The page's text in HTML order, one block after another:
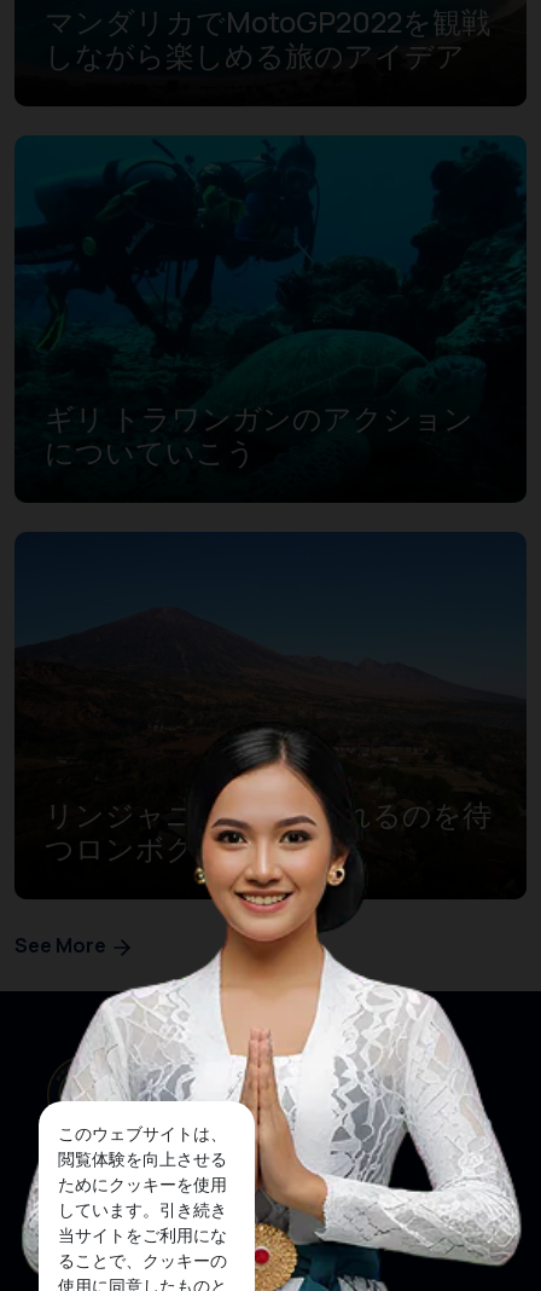
このウェブサイトは、
閲覧体験を向上させる
ためにクッキーを使用
しています。引き続き
当サイトをご利用にな
ることで、クッキーの
使用に同意したものと
マンダリカでMotoGP2022を観戦
しながら楽しめる旅のアイデア
ギリ トラワンガンのアクション
についていこう
リンジャニ山：征服されるのを待
つロンボクの宝石
See More
私たちのウェブサイト ソーシャルメディア